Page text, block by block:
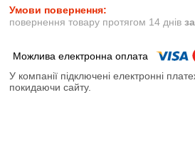
повернення товару протягом 14 днів
У компанії підключені електронні
покидаючи сайту.